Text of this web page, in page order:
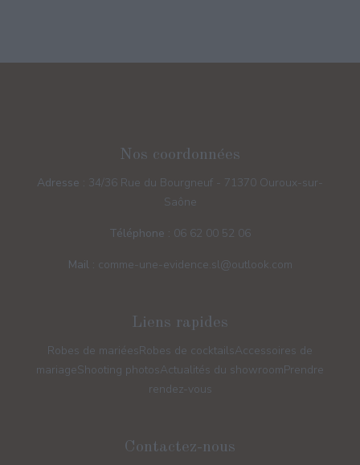
Nos coordonnées
Adresse : 34/36 Rue du Bourgneuf - 71370 Ouroux-sur-
Saône
Téléphone : 06 62 00 52 06
Mail : comme-une-evidence.sl@outlook.com
Liens rapides
Robes de mariéesRobes de cocktailsAccessoires de
mariageShooting photosActualités du showroomPrendre
rendez-vous
Contactez-nous